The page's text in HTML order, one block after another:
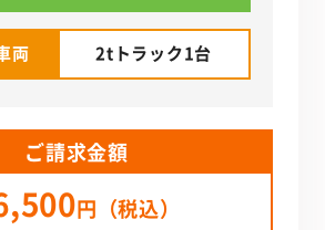
両 2tトラック1台
ご請求金額
円（税込）